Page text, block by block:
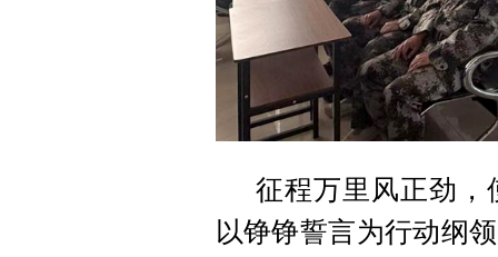
征程万里风正劲，
以铮铮誓言为行动纲